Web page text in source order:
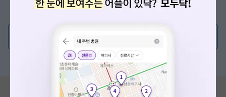
증상/치료, 궁금한 점이 있나요?
💬 무엇이든 물어보세요
혹은, 의료상담 서비스에 다양한 게시글 보러가기
혹시 잘못된 병원정보가 있나요?